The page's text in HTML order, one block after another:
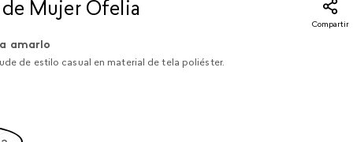
Mujer Ofelia
Compartir
amarlo
de estilo casual en material de tela poliéster.